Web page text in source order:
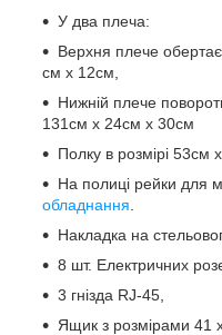
У два плеча:
Верхня плече
см х 12см,
Нижній плече
131см х 24см х 30см
Полку в розмірі 53см
На полиці рейки для
обладнання
Накладка на
8 шт. Електричних
3 гнізда RJ-45,
Ящик з розмірами 41